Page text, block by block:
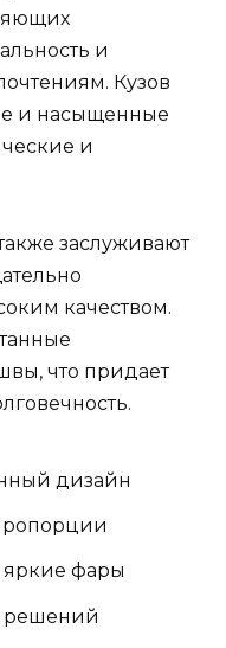
и
Кузов
и насыщенные
и
заслуживают
качеством.
что придает
дизайн
яркие фары
решений